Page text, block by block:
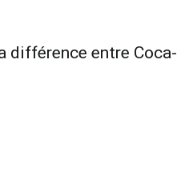
différence entre Coca-